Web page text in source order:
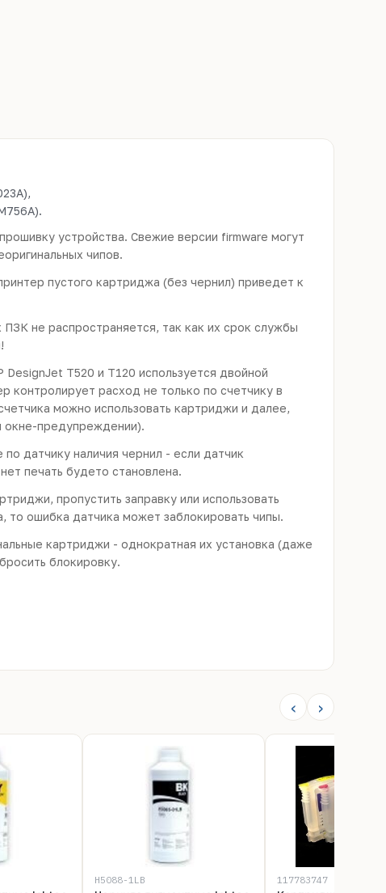
устройства. Свежие версии firmware могут
чипов.
пустого картриджа (без чернил) приведет к
ПЗК не распространяется, так как их срок службы
T520 и T120 используется двойной
контролирует расход не только по счетчику в
можно использовать картриджи и далее,
предупреждении).
датчику наличия чернил - если датчик
печать будето становлена.
пропустить заправку или использовать
то ошибка датчика может заблокировать чипы.
картриджи - однократная их установка (даже
блокировку.
‹ ›
H5088-1LB 117783747